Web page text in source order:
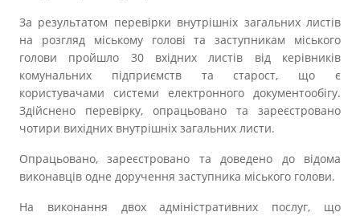
За результатом перевірки внутрішніх загальних листів
на розгляд міському голові та заступникам міського
голови пройшло 30 вхідних листів від керівників
комунальних підприємств та старост, що є
користувачами системи електронного документообігу.
Здійснено перевірку, опрацьовано та зареєстровано
чотири вихідних внутрішніх загальних листи.
Опрацьовано, зареєстровано та доведено до відома
виконавців одне доручення заступника міського голови.
На виконання двох адміністративних послуг, що